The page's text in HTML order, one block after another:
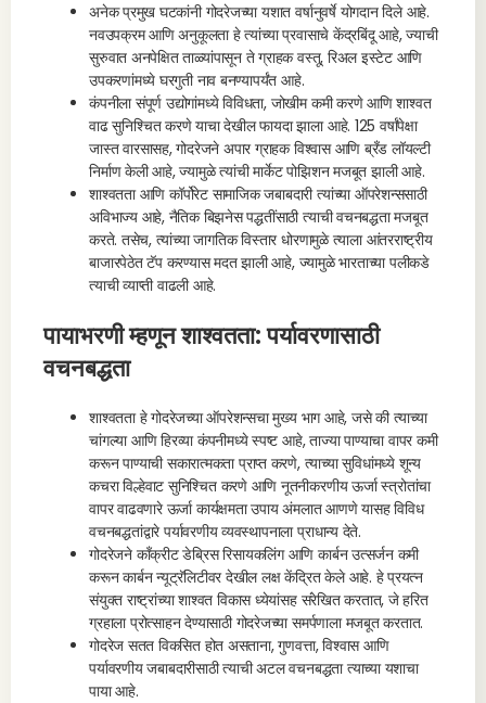
अनेक प्रमुख घटकांनी गोदरेजच्या यशात वर्षानुवर्षे योगदान दिले आहे.
नवउपक्रम आणि अनुकूलता हे त्यांच्या प्रवासाचे केंद्रबिंदू आहे, ज्याची
सुरुवात अनपेक्षित ताळ्यांपासून ते ग्राहक वस्तू, रिअल इस्टेट आणि
उपकरणांमध्ये घरगुती नाव बनण्यापर्यंत आहे.
कंपनीला संपूर्ण उद्योगांमध्ये विविधता, जोखीम कमी करणे आणि शाश्वत
वाढ सुनिश्चित करणे याचा देखील फायदा झाला आहे. 125 वर्षांपेक्षा
जास्त वारसासह, गोदरेजने अपार ग्राहक विश्वास आणि ब्रँड लॉयल्टी
निर्माण केली आहे, ज्यामुळे त्यांची मार्केट पोझिशन मजबूत झाली आहे.
शाश्वतता आणि कॉर्पोरेट सामाजिक जबाबदारी त्यांच्या ऑपरेशन्ससाठी
अविभाज्य आहे, नैतिक बिझनेस पद्धतींसाठी त्याची वचनबद्धता मजबूत
करते. तसेच, त्यांच्या जागतिक विस्तार धोरणामुळे त्याला आंतरराष्ट्रीय
बाजारपेठेत टॅप करण्यास मदत झाली आहे, ज्यामुळे भारताच्या पलीकडे
त्याची व्याप्ती वाढली आहे.
पायाभरणी म्हणून शाश्वतता: पर्यावरणासाठी
वचनबद्धता
शाश्वतता हे गोदरेजच्या ऑपरेशन्सचा मुख्य भाग आहे, जसे की त्याच्या
चांगल्या आणि हिरव्या कंपनीमध्ये स्पष्ट आहे, ताज्या पाण्याचा वापर कमी
करून पाण्याची सकारात्मकता प्राप्त करणे, त्याच्या सुविधांमध्ये शून्य
कचरा विल्हेवाट सुनिश्चित करणे आणि नूतनीकरणीय ऊर्जा स्त्रोतांचा
वापर वाढवणारे ऊर्जा कार्यक्षमता उपाय अंमलात आणणे यासह विविध
वचनबद्धतांद्वारे पर्यावरणीय व्यवस्थापनाला प्राधान्य देते.
गोदरेजने कॉंक्रीट डेब्रिस रिसायकलिंग आणि कार्बन उत्सर्जन कमी
करून कार्बन न्यूट्रॅलिटीवर देखील लक्ष केंद्रित केले आहे. हे प्रयत्न
संयुक्त राष्ट्रांच्या शाश्वत विकास ध्येयांसह संरेखित करतात, जे हरित
ग्रहाला प्रोत्साहन देण्यासाठी गोदरेजच्या समर्पणाला मजबूत करतात.
गोदरेज सतत विकसित होत असताना, गुणवत्ता, विश्वास आणि
पर्यावरणीय जबाबदारीसाठी त्याची अटल वचनबद्धता त्याच्या यशाचा
पाया आहे.